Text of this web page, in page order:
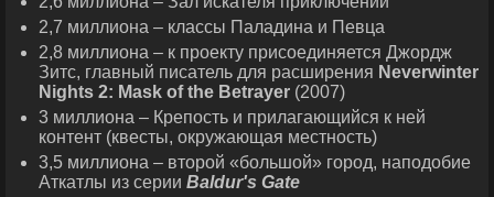
2,7 миллиона – классы Паладина и Певца
2,8 миллиона – к проекту присоединяется Джордж
Зитс, главный писатель для расширения Neverwinter
Nights 2: Mask of the Betrayer (2007)
3 миллиона – Крепость и прилагающийся к ней
контент (квесты, окружающая местность)
3,5 миллиона – второй «большой» город, наподобие
Аткатлы из серии Baldur's Gate